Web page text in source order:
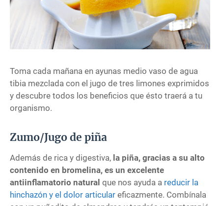
Toma cada mañana en ayunas medio vaso de agua
tibia mezclada con el jugo de tres limones exprimidos
y descubre todos los beneficios que ésto traerá a tu
organismo.
Zumo/Jugo de piña
Además de rica y digestiva, la piña, gracias a su alto
contenido en bromelina, es un excelente
antiinflamatorio natural que nos ayuda a reducir la
hinchazón y el dolor articular eficazmente. Combínala